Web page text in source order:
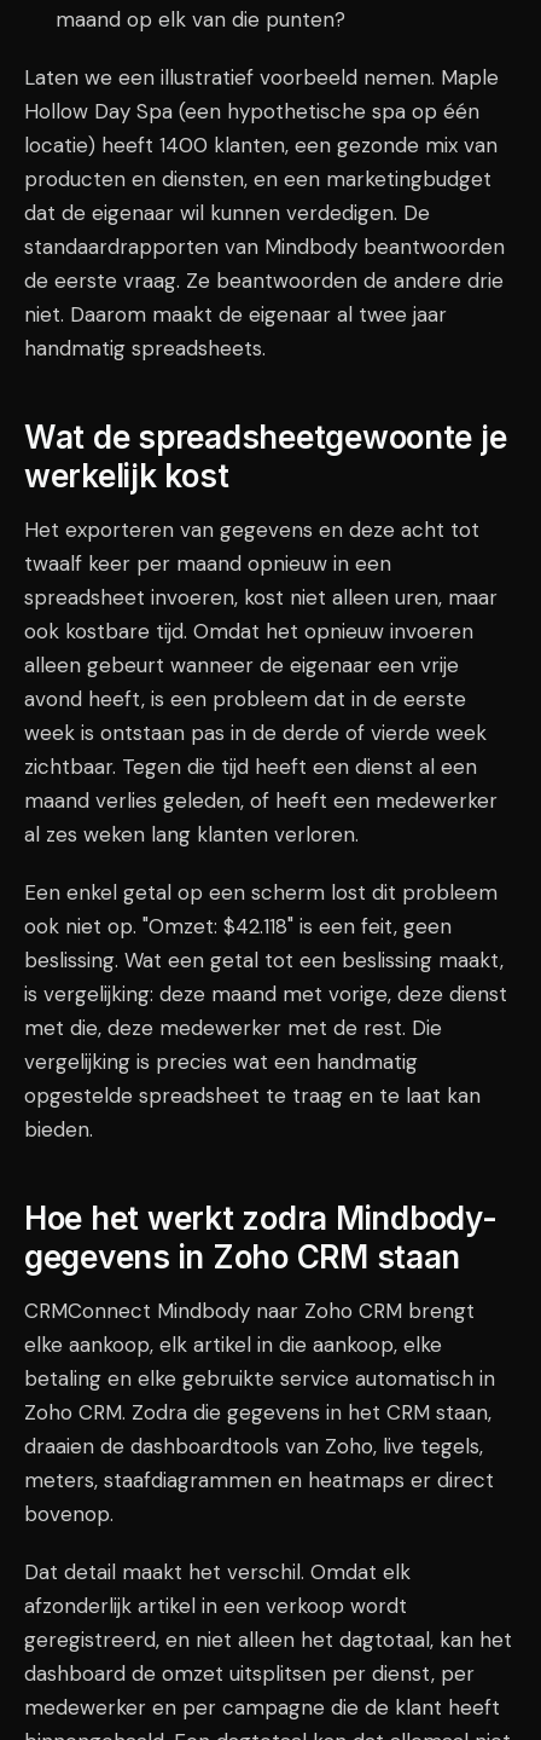
maand op elk van die punten?
Laten we een illustratief voorbeeld nemen. Maple
Hollow Day Spa (een hypothetische spa op één
locatie) heeft 1400 klanten, een gezonde mix van
producten en diensten, en een marketingbudget
dat de eigenaar wil kunnen verdedigen. De
standaardrapporten van Mindbody beantwoorden
de eerste vraag. Ze beantwoorden de andere drie
niet. Daarom maakt de eigenaar al twee jaar
handmatig spreadsheets.
Wat de spreadsheetgewoonte je
werkelijk kost
Het exporteren van gegevens en deze acht tot
twaalf keer per maand opnieuw in een
spreadsheet invoeren, kost niet alleen uren, maar
ook kostbare tijd. Omdat het opnieuw invoeren
alleen gebeurt wanneer de eigenaar een vrije
avond heeft, is een probleem dat in de eerste
week is ontstaan pas in de derde of vierde week
zichtbaar. Tegen die tijd heeft een dienst al een
maand verlies geleden, of heeft een medewerker
al zes weken lang klanten verloren.
Een enkel getal op een scherm lost dit probleem
ook niet op. "Omzet: $42.118" is een feit, geen
beslissing. Wat een getal tot een beslissing maakt,
is vergelijking: deze maand met vorige, deze dienst
met die, deze medewerker met de rest. Die
vergelijking is precies wat een handmatig
opgestelde spreadsheet te traag en te laat kan
bieden.
Hoe het werkt zodra Mindbody-
gegevens in Zoho CRM staan
CRMConnect Mindbody naar Zoho CRM brengt
elke aankoop, elk artikel in die aankoop, elke
betaling en elke gebruikte service automatisch in
Zoho CRM. Zodra die gegevens in het CRM staan,
draaien de dashboardtools van Zoho, live tegels,
meters, staafdiagrammen en heatmaps er direct
bovenop.
Dat detail maakt het verschil. Omdat elk
afzonderlijk artikel in een verkoop wordt
geregistreerd, en niet alleen het dagtotaal, kan het
dashboard de omzet uitsplitsen per dienst, per
medewerker en per campagne die de klant heeft